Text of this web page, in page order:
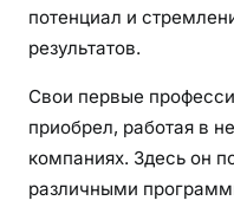
потенциал и
результатов.
Свои первые
приобрел, работая в
компаниях. Здесь он
различными